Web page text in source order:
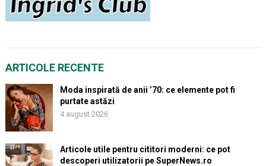
ARTICOLE RECENTE
Moda inspirată de anii ’70: ce elemente pot fi
purtate astăzi
4 august 2026
Articole utile pentru cititori moderni: ce pot
descoperi utilizatorii pe SuperNews.ro